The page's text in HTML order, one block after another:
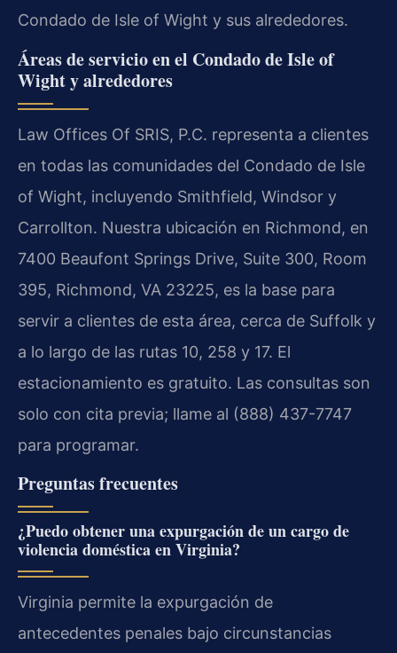
Condado de Isle of Wight y sus alrededores.
Áreas de servicio en el Condado de Isle of
Wight y alrededores
Law Offices Of SRIS, P.C. representa a clientes
en todas las comunidades del Condado de Isle
of Wight, incluyendo Smithfield, Windsor y
Carrollton. Nuestra ubicación en Richmond, en
7400 Beaufont Springs Drive, Suite 300, Room
395, Richmond, VA 23225, es la base para
servir a clientes de esta área, cerca de Suffolk y
a lo largo de las rutas 10, 258 y 17. El
estacionamiento es gratuito. Las consultas son
solo con cita previa; llame al (888) 437-7747
para programar.
Preguntas frecuentes
¿Puedo obtener una expurgación de un cargo de
violencia doméstica en Virginia?
Virginia permite la expurgación de
antecedentes penales bajo circunstancias